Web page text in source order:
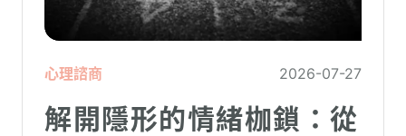
心理諮商 2026-07-27
解開隱形的情緒枷鎖：從